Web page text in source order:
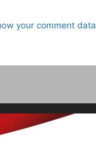
your comment